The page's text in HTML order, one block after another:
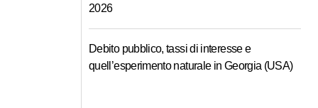
2026
Debito pubblico, tassi di interesse e
quell’esperimento naturale in Georgia (USA)